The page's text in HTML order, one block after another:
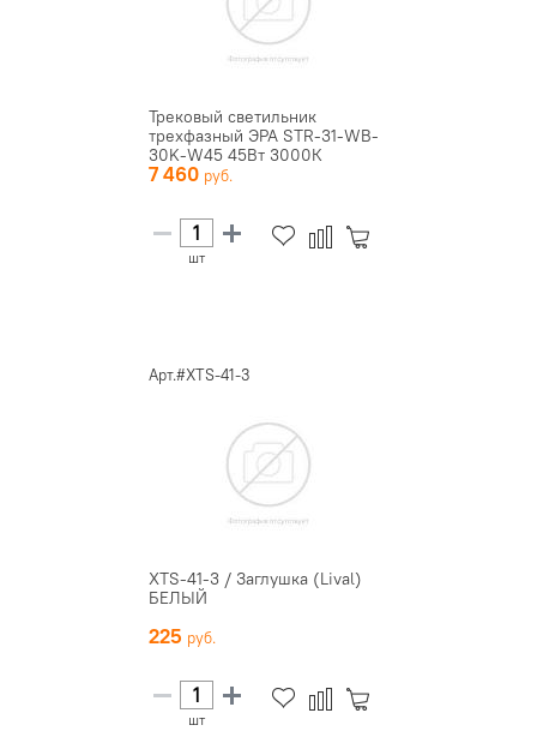
Трековый светильник
трехфазный ЭРА STR-31-WB-
30K-W45 45Вт 3000К
4000Лм белы...
7 460
шт
Арт.#XTS-41-3
XTS-41-3 / Заглушка (Lival)
БЕЛЫЙ
225
шт